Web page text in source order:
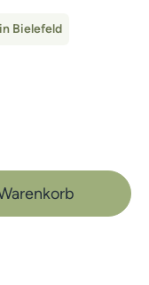
Bielefeld